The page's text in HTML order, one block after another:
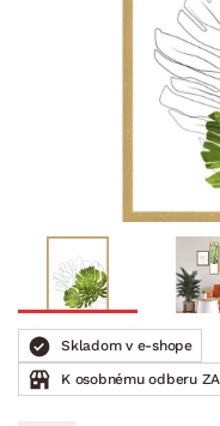
Skladom v e-shope
K osobnému odberu